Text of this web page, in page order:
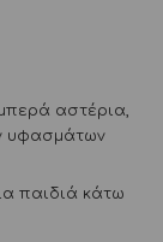
αστέρια,
υφασμάτων
παιδιά κάτω